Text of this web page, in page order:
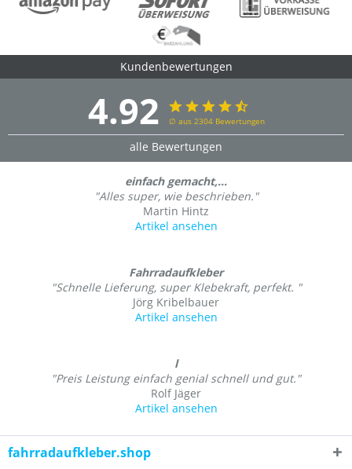
Kundenbewertungen
4.92 ∅ aus 2304 Bewertungen
alle Bewertungen
einfach gemacht,...
"Alles super, wie beschrieben."
Martin Hintz
Artikel ansehen
Fahrradaufkleber
"Schnelle Lieferung, super Klebekraft, perfekt. "
Jörg Kribelbauer
Artikel ansehen
l
"Preis Leistung einfach genial schnell und gut."
Rolf Jäger
Artikel ansehen
fahrradaufkleber.shop